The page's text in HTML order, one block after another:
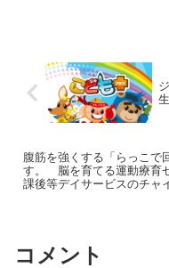
腹筋を強くする「らっこで
す。 脳を育てる運動療育
課後等デイサービスのチャ
コメント